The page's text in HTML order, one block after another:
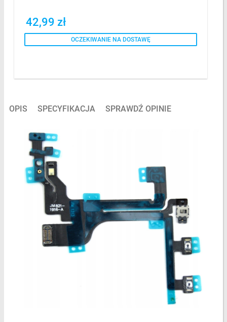
42,99 zł
OCZEKIWANIE NA DOSTAWĘ
OPIS SPECYFIKACJA SPRAWDŹ OPINIE